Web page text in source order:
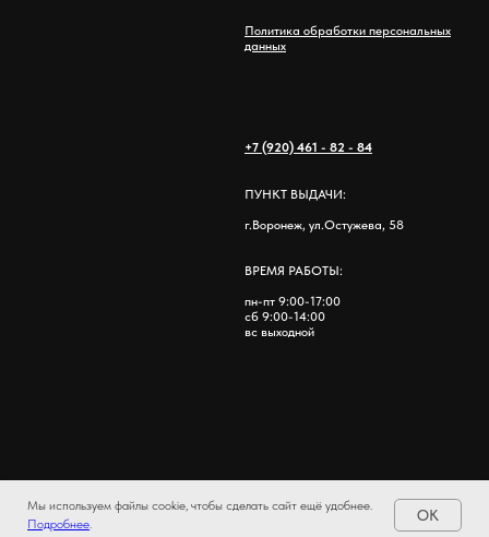
Мы используем файлы cookie, чтобы сделать сайт ещё удобнее.
Подробнее.
OK
Политика обработки персональных
данных
+7 (920) 461 - 82 - 84
ПУНКТ ВЫДАЧИ:
г.Воронеж, ул.Остужева, 58
ВРЕМЯ РАБОТЫ:
пн-пт 9:00-17:00
сб 9:00-14:00
вс выходной